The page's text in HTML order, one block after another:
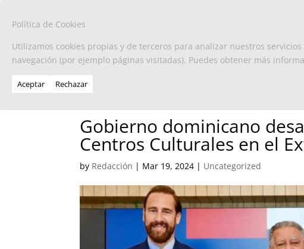
Gobierno dominicano
Centros Culturales en el
by Redacción | Mar 19, 2024 | Uncategorized
Política de Cookies
Utilizamos cookies propias y de terceros para analizar nuestros
navegación (por ejemplo páginas visitadas). Puedes obtener más
Aceptar Rechazar